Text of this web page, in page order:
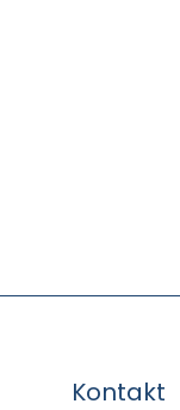
Kontakt